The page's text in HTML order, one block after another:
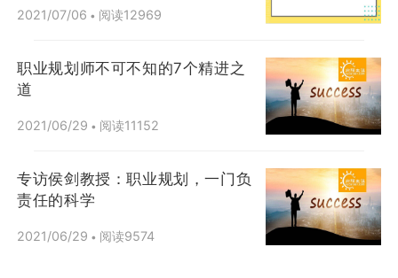
2021/07/06 • 阅读12969
职业规划师不可不知的7个精进之
道
2021/06/29 • 阅读11152
专访侯剑教授：职业规划，一门负
责任的科学
2021/06/29 • 阅读9574